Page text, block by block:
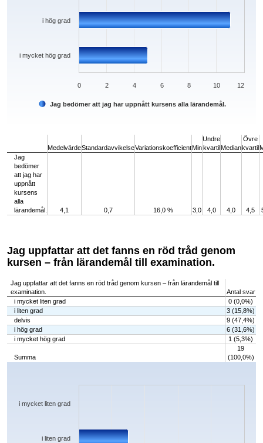
Jag bedömer att jag har uppnått kursens alla lärandemål.
i mycket hög grad
i hög grad
0 2 4 6 8 10 12
MedelvärdeStandardavvikelseVariationskoefficientMin
Undre
kvartilMedian
Övre
kvartil
Jag
bedömer
att jag har
uppnått
kursens
alla
lärandemål.
4,1 0,7 16,0 % 3,0 4,0 4,0 4,5
Jag uppfattar att det fanns en röd tråd genom
kursen – från lärandemål till examination.
Jag uppfattar att det fanns en röd tråd genom kursen – från lärandemål till
examination.
Antal svar
i mycket liten grad
0 (0,0%)
i liten grad
3 (15,8%)
delvis
9 (47,4%)
i hög grad
6 (31,6%)
i mycket hög grad
1 (5,3%)
Summa
19
(100,0%)
Chart
The chart has 1 X axis displaying categories.
i liten grad
i mycket liten grad